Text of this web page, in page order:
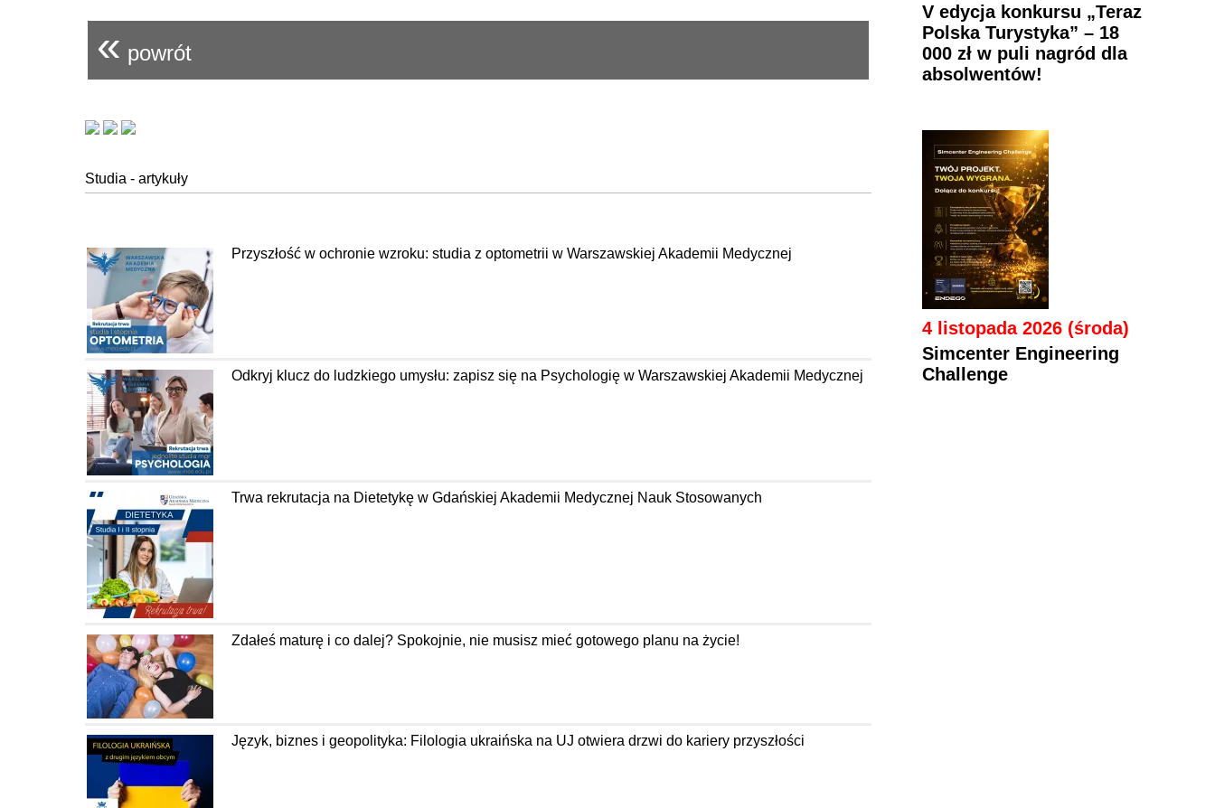
« powrót
Studia - artykuły
Przyszłość w ochronie wzroku: studia z optometrii w Warszawskiej Akademii Medycznej
Odkryj klucz do ludzkiego umysłu: zapisz się na Psychologię w Warszawskiej Akademii Medycznej
Trwa rekrutacja na Dietetykę w Gdańskiej Akademii Medycznej Nauk Stosowanych
Zdałeś maturę i co dalej? Spokojnie, nie musisz mieć gotowego planu na życie!
Język, biznes i geopolityka: Filologia ukraińska na UJ otwiera drzwi do kariery przyszłości
V edycja konkursu „Teraz
Polska Turystyka” – 18
000 zł w puli nagród dla
absolwentów!
4 listopada 2026 (środa)
Simcenter Engineering
Challenge